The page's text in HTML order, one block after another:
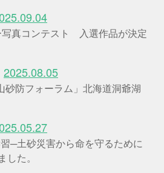
真コンテスト 入選作品が決定
2025.08.05
防フォーラム」北海道洞爺湖
─土砂災害から命を守るために
た。